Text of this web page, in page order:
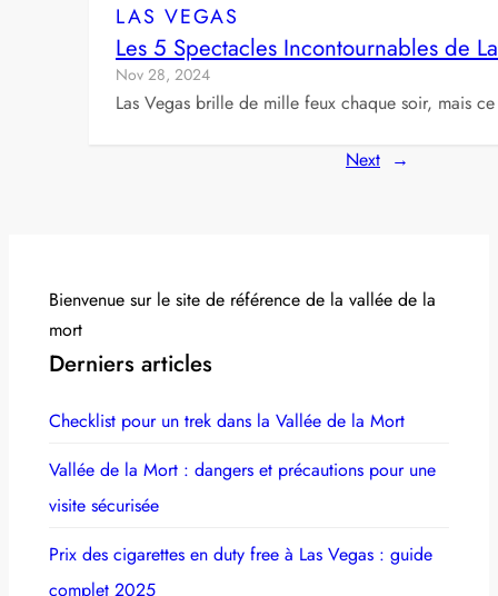
LAS VEGAS
Les 5 Spectacles Incontournables de
Nov 28, 2024
Las Vegas brille de mille feux chaque soir, mais
Next →
Bienvenue sur le site de référence de la vallée de la
mort
Derniers articles
Checklist pour un trek dans la Vallée de la Mort
Vallée de la Mort : dangers et précautions pour une
visite sécurisée
Prix des cigarettes en duty free à Las Vegas : guide
complet 2025